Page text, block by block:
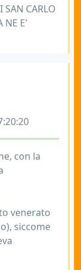
SAN CARLO
NE E'
con la
venerato
siccome